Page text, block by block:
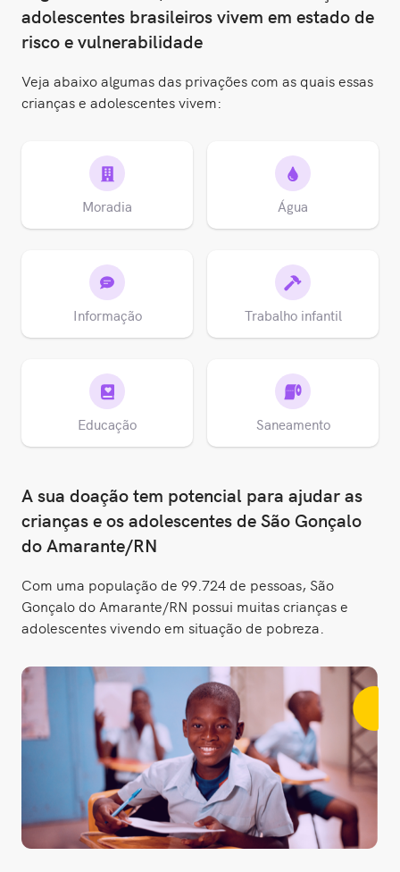
adolescentes brasileiros vivem em estado de
risco e vulnerabilidade
Veja abaixo algumas das privações com as quais essas
crianças e adolescentes vivem:
Moradia Água
Informação Trabalho infantil
Educação Saneamento
A sua doação tem potencial para ajudar as
crianças e os adolescentes de São Gonçalo
do Amarante/RN
Com uma população de 99.724 de pessoas, São
Gonçalo do Amarante/RN possui muitas crianças e
adolescentes vivendo em situação de pobreza.